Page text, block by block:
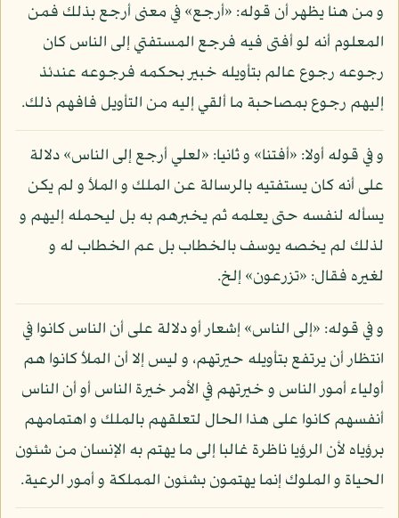
و من هنا يظهر أن قوله: «أرجع» في معنى أرجع بذلك فمن
المعلوم أنه لو أفتى فيه فرجع المستفتي إلى الناس كان
رجوعه رجوع عالم بتأويله خبير بحكمه فرجوعه عندئذ
إليهم رجوع بمصاحبة ما ألقي إليه من التأويل فافهم ذلك.
و في قوله أولا: «أفتنا» و ثانيا: «لعلي أرجع إلى الناس» دلالة
على أنه كان يستفتيه بالرسالة عن الملك و الملأ و لم يكن
يسأله لنفسه حتى يعلمه ثم يخبرهم به بل ليحمله إليهم و
لذلك لم يخصه يوسف بالخطاب بل عم الخطاب له و
لغيره فقال: «تزرعون» إلخ.
و في قوله: «إلى الناس» إشعار أو دلالة على أن الناس كانوا في
انتظار أن يرتفع بتأويله حيرتهم، و ليس إلا أن الملأ كانوا هم
أولياء أمور الناس و خيرتهم في الأمر خيرة الناس أو أن الناس
أنفسهم كانوا على هذا الحال لتعلقهم بالملك و اهتمامهم
برؤياه لأن الرؤيا ناظرة غالبا إلى ما يهتم به الإنسان من شئون
الحياة و الملوك إنما يهتمون بشئون المملكة و أمور الرعية.